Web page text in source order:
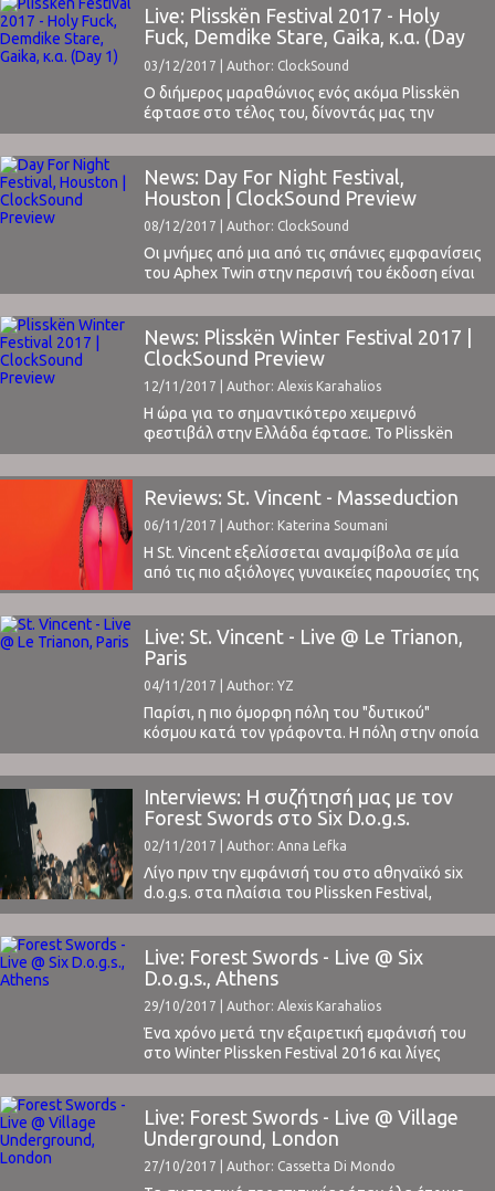
Live: Plisskën Festival 2017 - Holy
Fuck, Demdike Stare, Gaika, κ.α. (Day
1)
03/12/2017 | Author: ClockSound
Ο διήμερος μαραθώνιος ενός ακόμα Plisskën
έφτασε στο τέλος του, δίνοντάς μας την
εντύπωση ότι χρόνο με τον χρόνο ωριμάζει και
διορθώνει τις όποιες αδυναμίες του. Δεν είναι
τυχαίο άλλωστε, ότι είναι το κορυφαίο
χειμερινό φεστιβάλ της χώρας μας και ένα από
τα καλύτερα στην Ευρώπη, μπαίνοντας για
ακόμα μία ...
News: Day For Night Festival,
Houston | ClockSound Preview
08/12/2017 | Author: ClockSound
Οι μνήμες από μια από τις σπάνιες εμφφανίσεις
του Aphex Twin στην περσινή του έκδοση είναι
νωπές στην πόλη και αποτέλεσαν την αφορμή η
φήμη του να εκτοξευθεί και πλέον να αποτελεί
το πιο σημαντικό καινούριο φεστιβάλ στον
κόσμο.Το ClockSound προσκλήθηκε και θα
επίσημα ...
News: Plisskën Winter Festival 2017 |
ClockSound Preview
12/11/2017 | Author: Alexis Karahalios
Η ώρα για το σημαντικότερο χειμερινό
φεστιβάλ στην Ελλάδα έφτασε. Το Plisskën
είναι και φέτος εδώ, με σκοπό να μας
ξεσηκώσει, να μας συστήσει νέους και
ανερχόμενους καλλιτέχνες, νέες τάσεις στη
του παγκοσμίου μουσικού στερεώματος (όπως
οι Mac DeMarco και Mulatu Astatke).Δεν είναι
τυχαίο ...
Reviews: St. Vincent - Masseduction
06/11/2017 | Author: Katerina Soumani
Η St. Vincent εξελίσσεται αναμφίβολα σε μία
από τις πιο αξιόλογες γυναικείες παρουσίες της
σύγχρονης indie pop μουσικής.Ή μάλλον
αναδιατυπώνουμε: η St. Vincent εξελίσσεται
αναμφίβολα σε μια από τις πιο αξιόλογες
παρουσίες της σύγχρονης μουσικής.Αυτά για να
διευκρινήσεις και κατηγοριοποιήσεις σε
συνήχηση με το μήνυμα ...
Live: St. Vincent - Live @ Le Trianon,
Paris
04/11/2017 | Author: YZ
Παρίσι, η πιο όμορφη πόλη του "δυτικού"
κόσμου κατά τον γράφοντα. Η πόλη στην οποία
αποθεώνεται μεταξύ άλλων το στυλ και όλα
όσα το συνοδεύουν.Σε αυτήν την πόλη, λοιπόν,
δεν θα μπορούσε να μην εμφανιστεί η
γλυκύτατη και επίσης πάντα κομψή Annie
Clark.Τρία και πλέον χρόνια μετά την τελευταία
φορά που ...
Interviews: Η συζήτησή μας με τον
Forest Swords στο Six D.o.g.s.
02/11/2017 | Author: Anna Lefka
Λίγο πριν την εμφάνισή του στο αθηναϊκό six
d.o.g.s. στα πλαίσια του Plissken Festival,
συναντήσαμε τον Matthew Barnes, a.k.a. Forest
Swords, και συζητήσαμε για το "Compassion" -
την τελευταία του δουλειά - για τις ανθρώπινες
σχέσεις και τα εμπόδια που βάζουν ή που
υπερβαίνουν οι άνθρωποι όταν πρόκειται για
αυτές, ...
Live: Forest Swords - Live @ Six
D.o.g.s., Athens
29/10/2017 | Author: Alexis Karahalios
Ένα χρόνο μετά την εξαιρετική εμφάνισή του
στο Winter Plissken Festival 2016 και λίγες
μέρες μετά το live του στο Village Underground
του Λονδίνου, ο Forest Swords επέστρεψε στην
Αθήνα και στο six d.o.g.s. Είχαμε την τύχη και
φέτος, αυτή τη φορά δια ζώσης, να μιλήσουμε
μαζί του μια ώρα πριν ...
Live: Forest Swords - Live @ Village
Underground, London
27/10/2017 | Author: Cassetta Di Mondo